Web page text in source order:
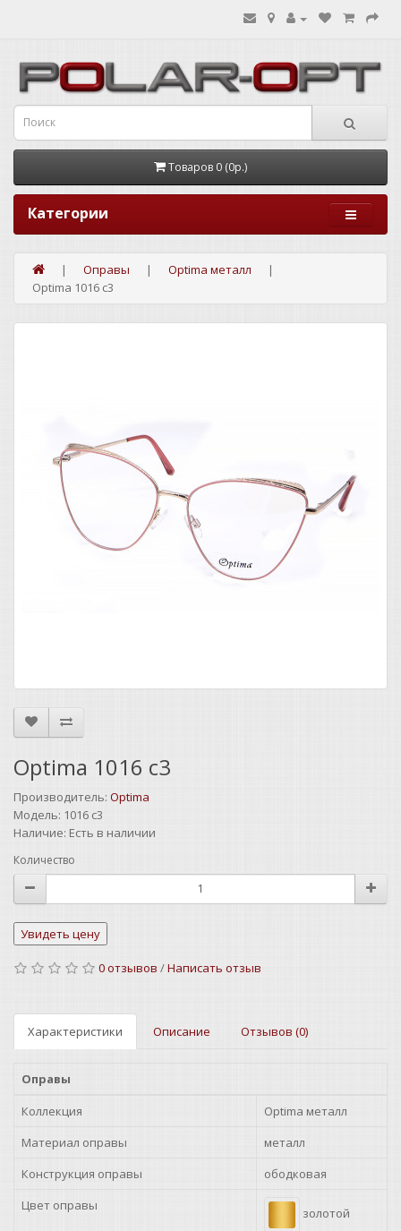
Товаров 0 (0р.)
Категории
Оправы
Optima металл
Optima 1016 c3
Optima 1016 c3
Производитель: Optima
Модель: 1016 c3
Наличие: Есть в наличии
Количество
0 отзывов /Написать отзыв
Характеристики Описание Отзывов (0)
Оправы
Коллекция
Optima металл
Материал оправы
металл
Конструкция оправы
ободковая
Цвет оправы
золотой